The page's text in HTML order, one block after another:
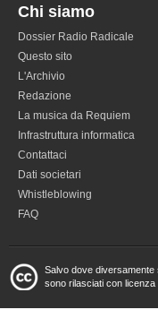
Chi siamo
Dossier Radio Radicale
Questo sito
L'Archivio
Redazione
La musica da Requiem
Infrastruttura informatica
Contattaci
Dati societari
Whistleblowing
FAQ
Salvo dove diversamente
sono rilasciati con licenza